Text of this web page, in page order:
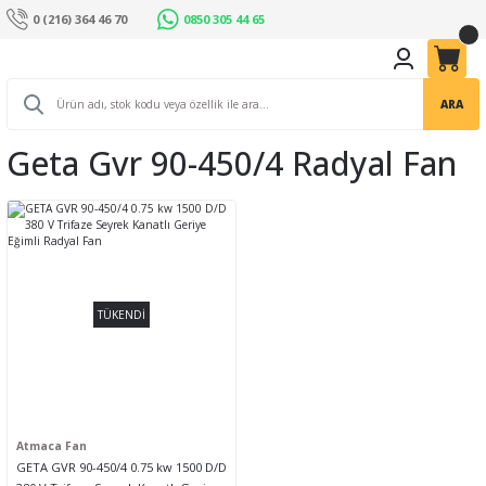
0 (216) 364 46 70 0850 305 44 65
ARA
Geta Gvr 90-450/4 Radyal Fan
TÜKENDİ
Atmaca Fan
GETA GVR 90-450/4 0.75 kw 1500 D/D